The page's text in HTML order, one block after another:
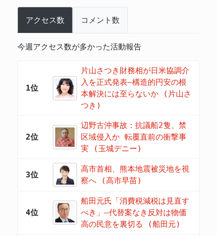
アクセス数 コメント数
今週アクセス数が多かった活動報告
1位
片山さつき財務相が日米協調介
入を正式発表―構造的円安の根
本解決には至らないか (片山さ
つき)
2位
辺野古沖事故：抗議船2隻、禁
区域侵入か 転覆直前の衝撃事
実 (玉城デニー)
3位
高市首相、熊本地震被災地を視
察へ (高市早苗)
4位
船田元氏「消費税減税は見直す
べき」―代替案なき反対は物価
高の民意を裏切る (船田元)